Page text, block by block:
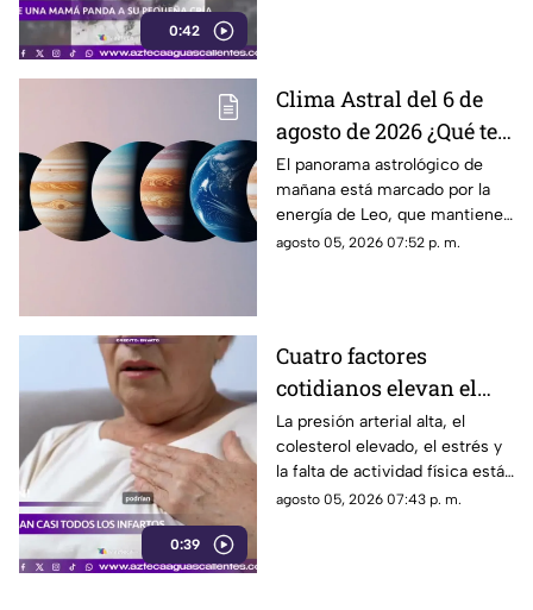
0:42
Clima Astral del 6 de
agosto de 2026 ¿Qué te
depara la energía del
día?
El panorama astrológico de
mañana está marcado por la
energía de Leo, que mantiene
el enfoque en la creatividad, la
agosto 05, 2026 07:52 p. m.
0:39
Cuatro factores
cotidianos elevan el
riesgo de infarto
La presión arterial alta, el
colesterol elevado, el estrés y
la falta de actividad física están
entre los principales factores
agosto 05, 2026 07:43 p. m.